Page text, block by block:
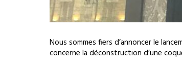
Nous sommes fiers d’annoncer le
concerne la déconstruction d’une